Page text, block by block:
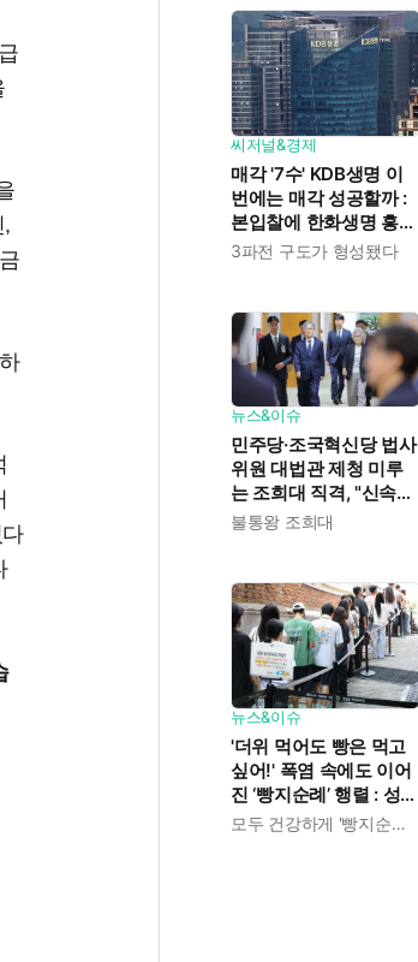
,
씨저널&경제
매각 '7수' KDB생명 이
번에는 매각 성공할까 :
본입찰에 한화생명 흥국
생명 한국금융지주 최종
3파전 구도가 형성됐다
뉴스&이슈
민주당·조국혁신당 법사
위원 대법관 제청 미루
는 조희대 직격, "신속한
재판 약속도 저버려"
불통왕 조희대
뉴스&이슈
'더위 먹어도 빵은 먹고
싶어!' 폭염 속에도 이어
진 ‘빵지순례’ 행렬 : 성심
당이 대기 손님 위해 준모두 건강하게 '빵지순례' 마치시길.